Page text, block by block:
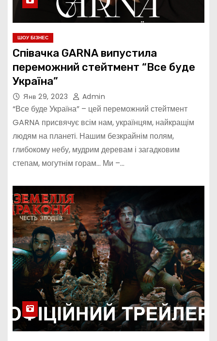
ШОУ БІЗНЕС
Співачка GARNA випустила
переможний стейтмент “Все буде
Україна”
Янв 29, 2023 Admin
“Все буде Україна” – цей переможний стейтмент
GARNA присвячує всім нам, українцям, найкращім
людям на планеті. Нашим безкрайнім полям,
глибокому небу, мудрим деревам і загадковим
степам, могутнім горам… Ми –…